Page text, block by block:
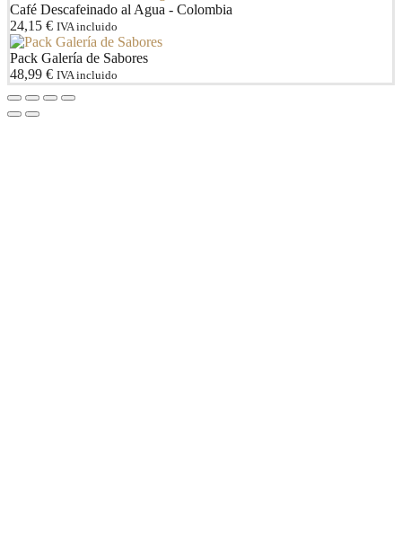
Café Descafeinado al Agua - Colombia
24,15 € IVA incluido
Pack Galería de Sabores
48,99 € IVA incluido